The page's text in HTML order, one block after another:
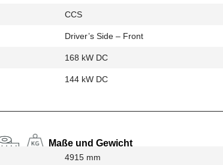
CCS
Driver’s Side – Front
168 kW DC
144 kW DC
Maße und Gewicht
4915 mm